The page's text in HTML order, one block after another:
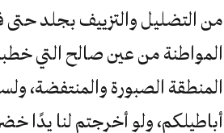
من التضليل والتزييف بجلد
المواطنة من عين صالح التي
المنطقة الصبورة والمنتفضة،
أباطيلكم، ولو أخرجتم لنا يدًا